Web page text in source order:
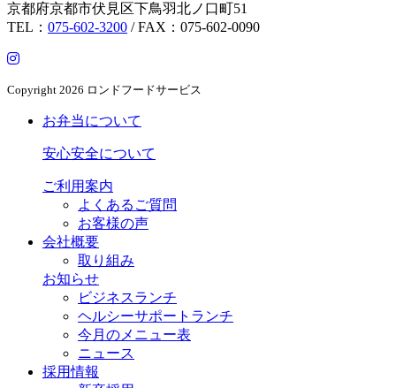
京都府京都市伏見区下鳥羽北ノ口町51
TEL： 075-602-3200 / FAX：075-602-0090
Copyright 2026 ロンドフードサービス
お弁当について
安心安全について
ご利用案内
よくあるご質問
お客様の声
会社概要
取り組み
お知らせ
ビジネスランチ
ヘルシーサポートランチ
今月のメニュー表
ニュース
採用情報